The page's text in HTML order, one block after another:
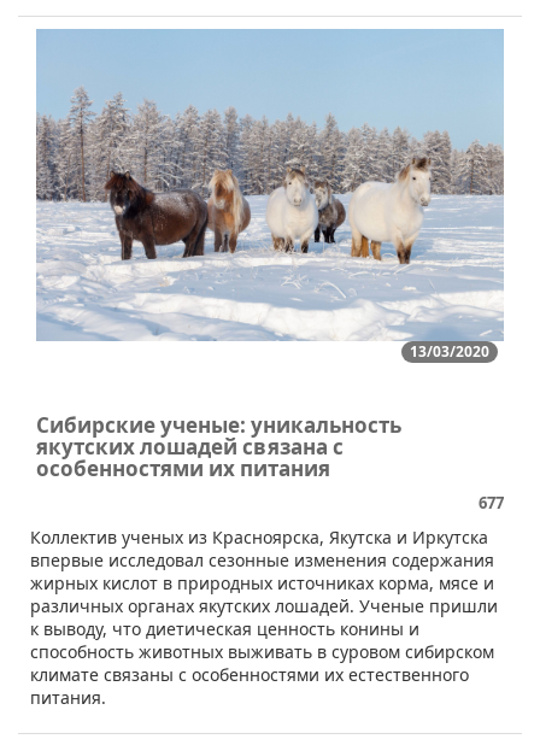
13/03/2020
Сибирские ученые: уникальность
якутских лошадей связана с
особенностями их питания
677
​Коллектив ученых из Красноярска, Якутска и Иркутска
впервые исследовал сезонные изменения содержания
жирных кислот в природных источниках корма, мясе и
различных органах якутских лошадей. Ученые пришли
к выводу, что диетическая ценность конины и
способность животных выживать в суровом сибирском
климате связаны с особенностями их естественного
питания.